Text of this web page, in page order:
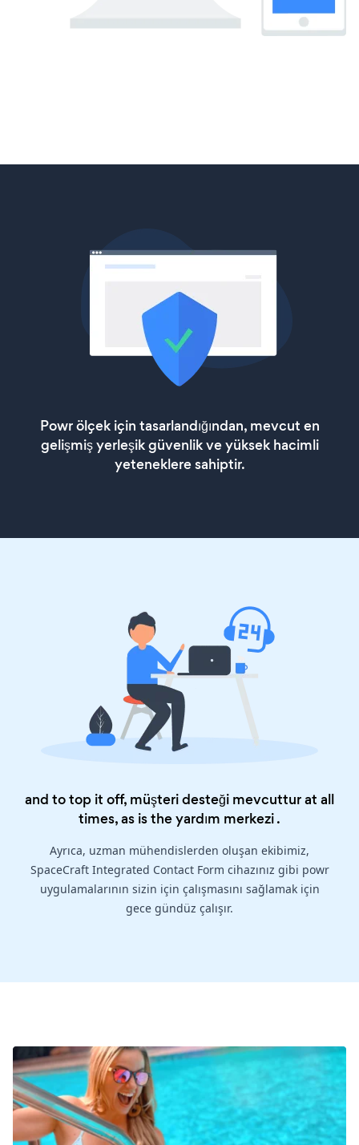
Powr ölçek için tasarlandığından, mevcut en
gelişmiş yerleşik güvenlik ve yüksek hacimli
yeteneklere sahiptir.
and to top it off, müşteri desteği mevcuttur at all
times, as is theyardım merkezi.
Ayrıca, uzman mühendislerden oluşan ekibimiz,
SpaceCraft Integrated Contact Form cihazınız gibi powr
uygulamalarının sizin için çalışmasını sağlamak için
gece gündüz çalışır.